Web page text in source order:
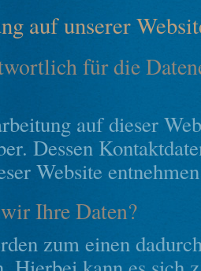
auf unserer
für die
auf dieser
Dessen
Website
Ihre Daten?
zum einen